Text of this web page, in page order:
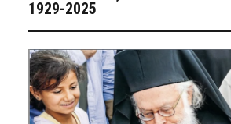
1929-2025